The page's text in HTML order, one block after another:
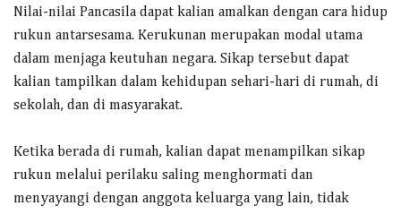
Nilai-nilai Pancasila dapat kalian amalkan dengan cara hidup
rukun antarsesama. Kerukunan merupakan modal utama
dalam menjaga keutuhan negara. Sikap tersebut dapat
kalian tampilkan dalam kehidupan sehari-hari di rumah, di
sekolah, dan di masyarakat.
Ketika berada di rumah, kalian dapat menampilkan sikap
rukun melalui perilaku saling menghormati dan
menyayangi dengan anggota keluarga yang lain, tidak